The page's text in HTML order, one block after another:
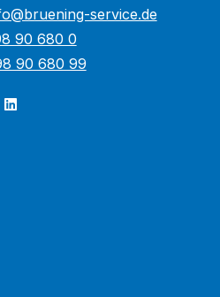
service.de
90 680 0
90 680 99